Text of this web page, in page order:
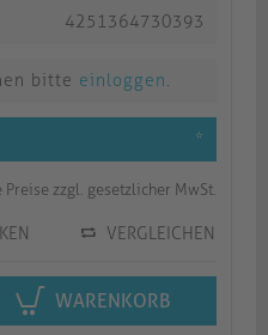
4251364730393
bitte einloggen.
*
Preise zzgl. gesetzlicher MwSt.
VERGLEICHEN
WARENKORB